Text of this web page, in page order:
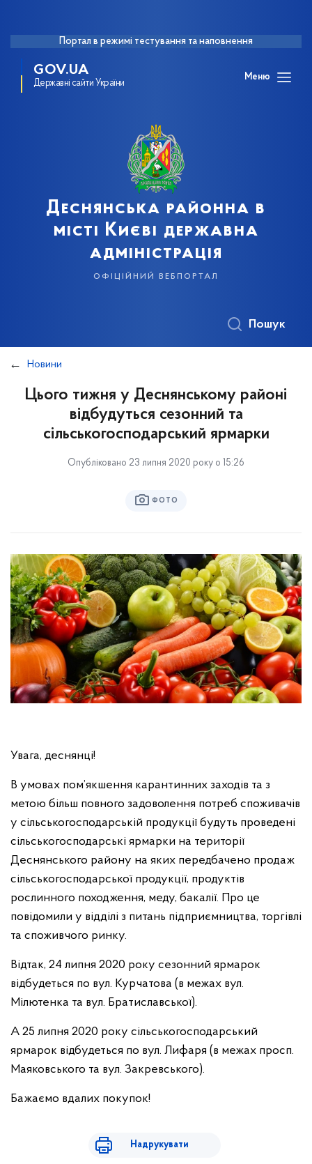
Портал в режимі тестування та наповнення
GOV.UA
Державні сайти України
Меню
Деснянська районна в
місті Києві державна
адміністрація
офіційний вебпортал
Пошук
Новини
Цього тижня у Деснянському районі
відбудуться сезонний та
сільськогосподарський ярмарки
Опубліковано 23 липня 2020 року о 15:26
ФОТО
Увага, деснянці!
В умовах пом’якшення карантинних заходів та з
метою більш повного задоволення потреб споживачів
у сільськогосподарській продукції будуть проведені
сільськогосподарські ярмарки на території
Деснянського району на яких передбачено продаж
сільськогосподарської продукції, продуктів
рослинного походження, меду, бакалії. Про це
повідомили у відділі з питань підприємництва, торгівлі
та споживчого ринку.
Відтак, 24 липня 2020 року сезонний ярмарок
відбудеться по вул. Курчатова (в межах вул.
Мілютенка та вул. Братиславської).
А 25 липня 2020 року сільськогосподарський
ярмарок відбудеться по вул. Лифаря (в межах просп.
Маяковського та вул. Закревського).
Бажаємо вдалих покупок!
Надрукувати